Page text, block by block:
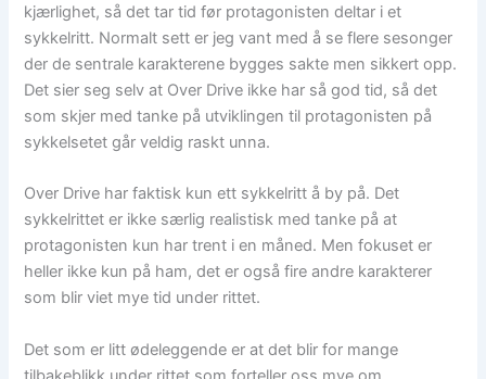
kjærlighet, så det tar tid før protagonisten deltar i et
sykkelritt. Normalt sett er jeg vant med å se flere sesonger
der de sentrale karakterene bygges sakte men sikkert opp.
Det sier seg selv at Over Drive ikke har så god tid, så det
som skjer med tanke på utviklingen til protagonisten på
sykkelsetet går veldig raskt unna.
Over Drive har faktisk kun ett sykkelritt å by på. Det
sykkelrittet er ikke særlig realistisk med tanke på at
protagonisten kun har trent i en måned. Men fokuset er
heller ikke kun på ham, det er også fire andre karakterer
som blir viet mye tid under rittet.
Det som er litt ødeleggende er at det blir for mange